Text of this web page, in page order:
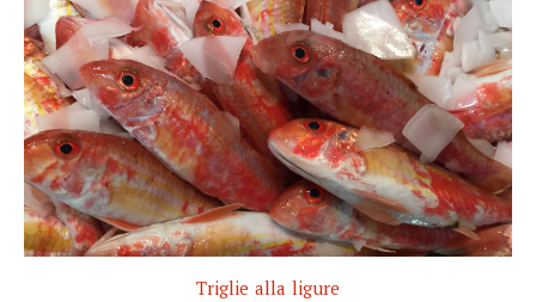
Triglie alla ligure